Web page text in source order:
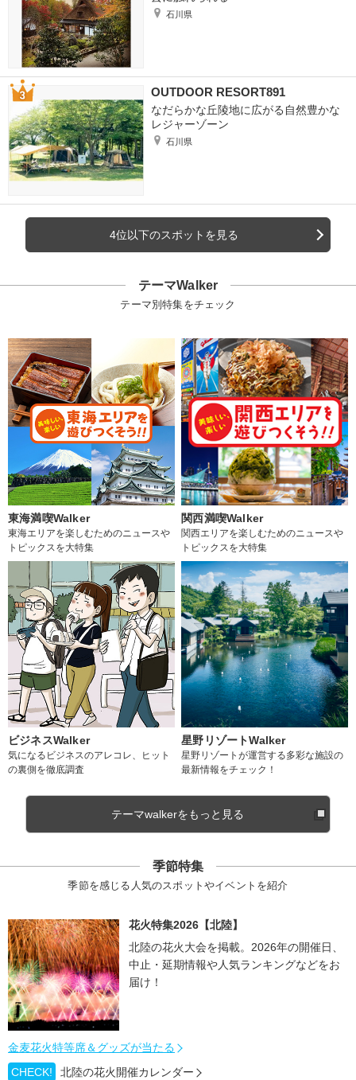
石川県
OUTDOOR RESORT891
なだらかな丘陵地に広がる自然豊かな
レジャーゾーン
石川県
4位以下のスポットを見る
テーマWalker
テーマ別特集をチェック
東海満喫Walker
東海エリアを楽しむためのニュースや
トピックスを大特集
関西満喫Walker
関西エリアを楽しむためのニュースや
トピックスを大特集
ビジネスWalker
気になるビジネスのアレコレ、ヒット
の裏側を徹底調査
星野リゾートWalker
星野リゾートが運営する多彩な施設の
最新情報をチェック！
テーマwalkerをもっと見る
季節特集
季節を感じる人気のスポットやイベントを紹介
花火特集2026【北陸】
北陸の花火大会を掲載。2026年の開催日、
中止・延期情報や人気ランキングなどをお
届け！
金麦花火特等席＆グッズが当たる
CHECK!
北陸の花火開催カレンダー